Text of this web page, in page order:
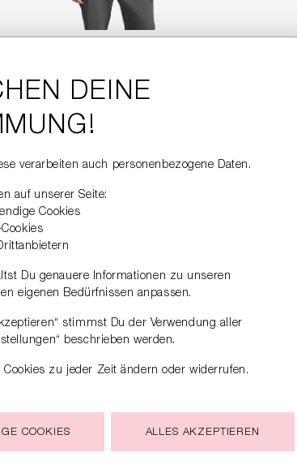
149,00 €
DETAILS
DEINE
verarbeiten auch personenbezogene Daten.
auf unserer Seite:
Cookies
Du genauere Informationen zu unseren
eigenen Bedürfnissen anpassen.
stimmst Du der Verwendung aller
beschrieben werden.
zu jeder Zeit ändern oder widerrufen.
COOKIES ALLES AKZEPTIEREN